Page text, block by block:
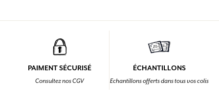
PAIMENT SÉCURISÉ
Consultez nos CGV
ÉCHANTILLONS
Echantillons offerts dans tous vos colis